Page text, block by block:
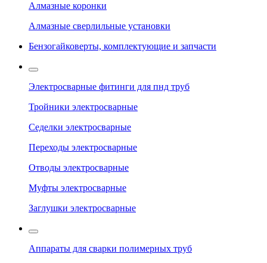
Алмазные коронки
Алмазные сверлильные установки
Бензогайковерты, комплектующие и запчасти
Электросварные фитинги для пнд труб
Тройники электросварные
Седелки электросварные
Переходы электросварные
Отводы электросварные
Муфты электросварные
Заглушки электросварные
Аппараты для сварки полимерных труб